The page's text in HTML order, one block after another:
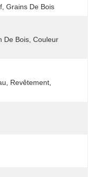
Grains De Bois
De Bois, Couleur
Revêtement,